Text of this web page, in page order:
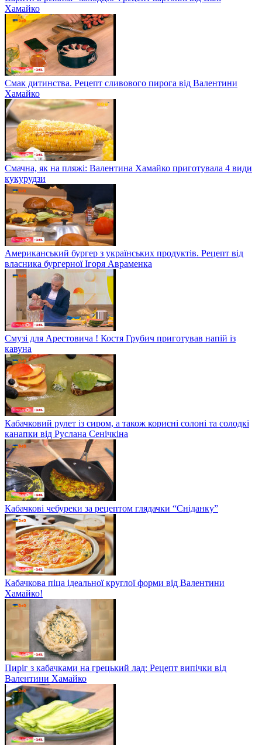
Хамайко
Смак дитинства. Рецепт сливового пирога від Валентини
Хамайко
Смачна, як на пляжі: Валентина Хамайко приготувала 4 види
кукурудзи
Американський бургер з українських продуктів. Рецепт від
власника бургерної Ігоря Авраменка
Смузі для Арестовича ! Костя Грубич приготував напій із
кавуна
Кабачковий рулет із сиром, а також корисні солоні та солодкі
канапки від Руслана Сенічкіна
Кабачкові чебуреки за рецептом глядачки “Сніданку”
Кабачкова піца ідеальної круглої форми від Валентини
Хамайко!
Пиріг з кабачками на грецький лад: Рецепт випічки від
Валентини Хамайко